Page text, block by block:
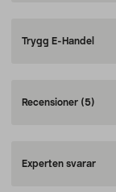
Trygg E-Handel
Recensioner (5)
Experten svarar